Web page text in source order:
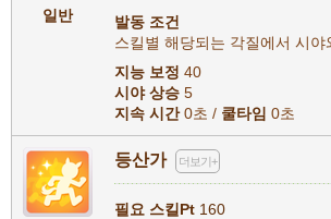
일반
발동 조건
스킬별 해당되는 각질에서 시야
지능 보정 40
시야 상승 5
지속 시간0초 / 쿨타임 0초
등산가 더보기+
필요 스킬Pt 160